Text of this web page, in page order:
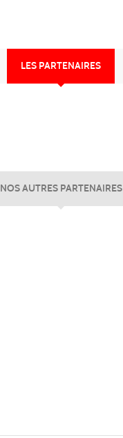
LES PARTENAIRES
NOS AUTRES PARTENAIRES